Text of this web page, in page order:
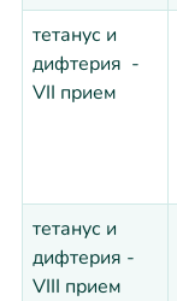
тетанус и
дифтерия -
VII прием
тетанус и
дифтерия -
VIII прием